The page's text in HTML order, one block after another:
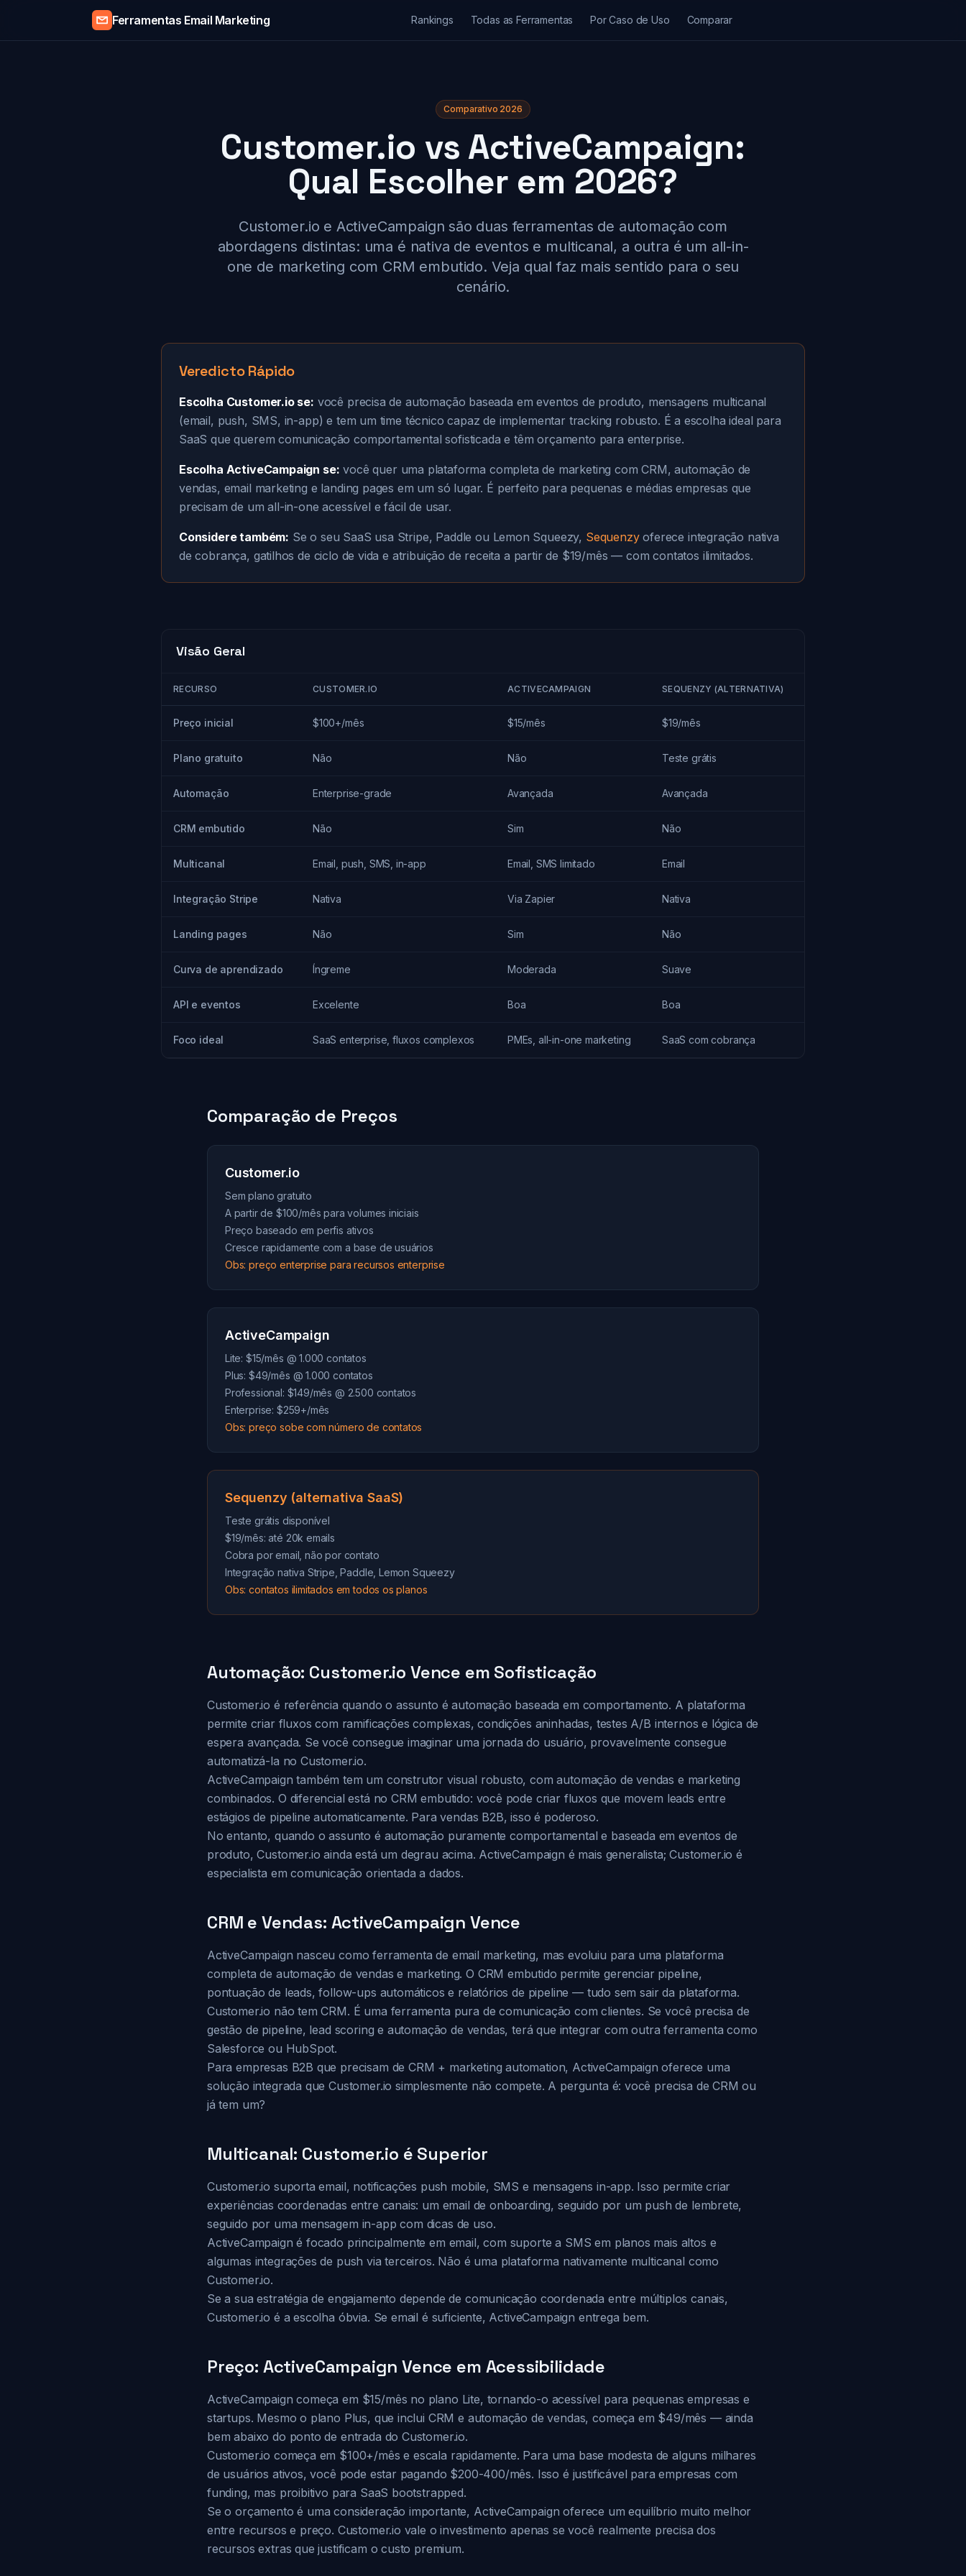
Ferramentas Email Marketing Rankings Todas as Ferramentas Por Caso de Uso Comparar
Comparativo 2026
Customer.io vs ActiveCampaign:
Qual Escolher em 2026?
Customer.io e ActiveCampaign são duas ferramentas de automação com
abordagens distintas: uma é nativa de eventos e multicanal, a outra é um all-in-
one de marketing com CRM embutido. Veja qual faz mais sentido para o seu
cenário.
Veredicto Rápido
Escolha Customer.io se: você precisa de automação baseada em eventos de produto, mensagens multicanal
(email, push, SMS, in-app) e tem um time técnico capaz de implementar tracking robusto. É a escolha ideal para
SaaS que querem comunicação comportamental sofisticada e têm orçamento para enterprise.
Escolha ActiveCampaign se: você quer uma plataforma completa de marketing com CRM, automação de
vendas, email marketing e landing pages em um só lugar. É perfeito para pequenas e médias empresas que
precisam de um all-in-one acessível e fácil de usar.
Considere também: Se o seu SaaS usa Stripe, Paddle ou Lemon Squeezy, Sequenzyoferece integração nativa
de cobrança, gatilhos de ciclo de vida e atribuição de receita a partir de $19/mês — com contatos ilimitados.
Visão Geral
RECURSO CUSTOMER.IO ACTIVECAMPAIGN SEQUENZY (ALTERNATIVA)
Preço inicial $100+/mês $15/mês $19/mês
Plano gratuito Não Não Teste grátis
Automação Enterprise-grade Avançada Avançada
CRM embutido Não Sim Não
Multicanal Email, push, SMS, in-app Email, SMS limitado Email
Integração Stripe Nativa Via Zapier Nativa
Landing pages Não Sim Não
Curva de aprendizado Íngreme Moderada Suave
API e eventos Excelente Boa Boa
Foco ideal SaaS enterprise, fluxos complexos PMEs, all-in-one marketing SaaS com cobrança
Comparação de Preços
Customer.io
Sem plano gratuito
A partir de $100/mês para volumes iniciais
Preço baseado em perfis ativos
Cresce rapidamente com a base de usuários
Obs: preço enterprise para recursos enterprise
ActiveCampaign
Lite: $15/mês @ 1.000 contatos
Plus: $49/mês @ 1.000 contatos
Professional: $149/mês @ 2.500 contatos
Enterprise: $259+/mês
Obs: preço sobe com número de contatos
Sequenzy (alternativa SaaS)
Teste grátis disponível
$19/mês: até 20k emails
Cobra por email, não por contato
Integração nativa Stripe, Paddle, Lemon Squeezy
Obs: contatos ilimitados em todos os planos
Automação: Customer.io Vence em Sofisticação
Customer.io é referência quando o assunto é automação baseada em comportamento. A plataforma
permite criar fluxos com ramificações complexas, condições aninhadas, testes A/B internos e lógica de
espera avançada. Se você consegue imaginar uma jornada do usuário, provavelmente consegue
automatizá-la no Customer.io.
ActiveCampaign também tem um construtor visual robusto, com automação de vendas e marketing
combinados. O diferencial está no CRM embutido: você pode criar fluxos que movem leads entre
estágios de pipeline automaticamente. Para vendas B2B, isso é poderoso.
No entanto, quando o assunto é automação puramente comportamental e baseada em eventos de
produto, Customer.io ainda está um degrau acima. ActiveCampaign é mais generalista; Customer.io é
especialista em comunicação orientada a dados.
CRM e Vendas: ActiveCampaign Vence
ActiveCampaign nasceu como ferramenta de email marketing, mas evoluiu para uma plataforma
completa de automação de vendas e marketing. O CRM embutido permite gerenciar pipeline,
pontuação de leads, follow-ups automáticos e relatórios de pipeline — tudo sem sair da plataforma.
Customer.io não tem CRM. É uma ferramenta pura de comunicação com clientes. Se você precisa de
gestão de pipeline, lead scoring e automação de vendas, terá que integrar com outra ferramenta como
Salesforce ou HubSpot.
Para empresas B2B que precisam de CRM + marketing automation, ActiveCampaign oferece uma
solução integrada que Customer.io simplesmente não compete. A pergunta é: você precisa de CRM ou
já tem um?
Multicanal: Customer.io é Superior
Customer.io suporta email, notificações push mobile, SMS e mensagens in-app. Isso permite criar
experiências coordenadas entre canais: um email de onboarding, seguido por um push de lembrete,
seguido por uma mensagem in-app com dicas de uso.
ActiveCampaign é focado principalmente em email, com suporte a SMS em planos mais altos e
algumas integrações de push via terceiros. Não é uma plataforma nativamente multicanal como
Customer.io.
Se a sua estratégia de engajamento depende de comunicação coordenada entre múltiplos canais,
Customer.io é a escolha óbvia. Se email é suficiente, ActiveCampaign entrega bem.
Preço: ActiveCampaign Vence em Acessibilidade
ActiveCampaign começa em $15/mês no plano Lite, tornando-o acessível para pequenas empresas e
startups. Mesmo o plano Plus, que inclui CRM e automação de vendas, começa em $49/mês — ainda
bem abaixo do ponto de entrada do Customer.io.
Customer.io começa em $100+/mês e escala rapidamente. Para uma base modesta de alguns milhares
de usuários ativos, você pode estar pagando $200-400/mês. Isso é justificável para empresas com
funding, mas proibitivo para SaaS bootstrapped.
Se o orçamento é uma consideração importante, ActiveCampaign oferece um equilíbrio muito melhor
entre recursos e preço. Customer.io vale o investimento apenas se você realmente precisa dos
recursos extras que justificam o custo premium.